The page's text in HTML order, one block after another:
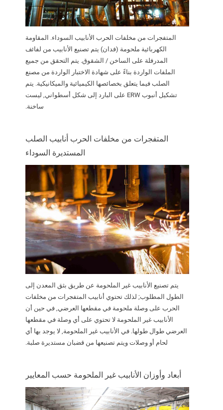
المتفجرات من مخلفات الحرب الأنابيب السوداء. المقاومة
الكهربائية ملحومة (فدان) يتم تصنيع الأنابيب من لفائف
المدرفلة على الساخن / الشقوق. يتم التحقق من جميع
الملفات الواردة بناءً على شهادة الاختبار الواردة من مصنع
الصلب فيما يتعلق بخصائصها الكيميائية والميكانيكية. يتم
تشكيل أنبوب ERW على البارد إلى شكل أسطواني, ليست
ساخنة.
المتفجرات من مخلفات الحرب أنابيب الصلب
المستديرة السوداء
يتم تصنيع الأنابيب غير الملحومة عن طريق بثق المعدن إلى
الطول المطلوب; لذلك تحتوي أنابيب المتفجرات من مخلفات
الحرب على وصلة ملحومة في مقطعها العرضي, في حين أن
الأنابيب غير الملحومة لا تحتوي على أي وصلة في مقطعها
العرضي طوال طولها. في الأنابيب غير الملحومة, لا يوجد بها أي
لحام أو وصلات ويتم تصنيعها من قضبان مستديرة صلبة.
أبعاد وأوزان الأنابيب غير الملحومة حسب المعايير